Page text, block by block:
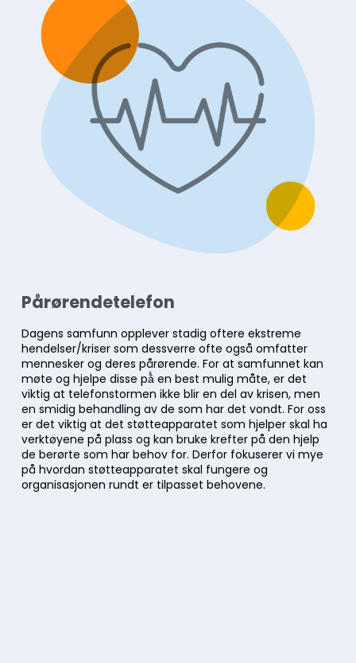
Pårørendetelefon
Dagens samfunn opplever stadig oftere ekstreme
hendelser/kriser som dessverre ofte også omfatter
mennesker og deres pårørende.​ For at samfunnet kan
møte og hjelpe disse på̊ en best mulig måte, er det
viktig at telefonstormen ikke blir en del av krisen, men
en smidig behandling av de som har det vondt. For oss
er det viktig at det støtteapparatet som hjelper skal ha
verktøyene på plass og kan bruke krefter på den hjelp
de berørte som har behov for.​ Derfor fokuserer vi mye
på hvordan støtteapparatet skal fungere og
organisasjonen rundt er tilpasset behovene.